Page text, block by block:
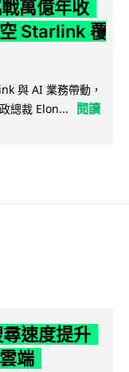
萬億年收
Starlink 覆
與 AI 業務帶動，
總裁 Elon...
閱讀
速度提升
端